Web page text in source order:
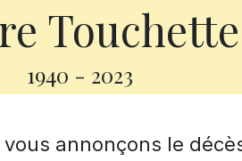
Touchette
1940 - 2023
annonçons le